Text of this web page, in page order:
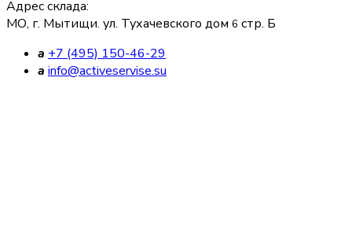
Адрес склада:
МО, г. Мытищи. ул. Тухачевского дом 6 стр. Б
a +7 (495) 150-46-29
a info@activeservise.su